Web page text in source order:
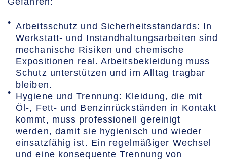
Arbeitsschutz und Sicherheitsstandards: In
Werkstatt- und Instandhaltungsarbeiten sind
mechanische Risiken und chemische
Expositionen real. Arbeitsbekleidung muss
Schutz unterstützen und im Alltag tragbar
bleiben.
Hygiene und Trennung: Kleidung, die mit
Öl-, Fett- und Benzinrückständen in Kontakt
kommt, muss professionell gereinigt
werden, damit sie hygienisch und wieder
einsatzfähig ist. Ein regelmäßiger Wechsel
und eine konsequente Trennung von